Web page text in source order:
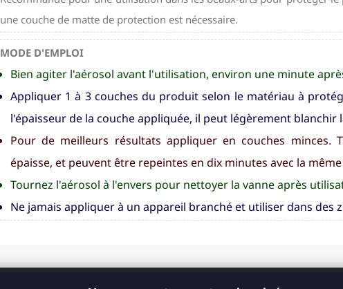
une couche de matte de protection est nécessaire.
MODE D'EMPLOI
Bien agiter l'aérosol avant l'utilisation, environ une minute
Appliquer 1 à 3 couches du produit selon le matériau à
l'épaisseur de la couche appliquée, il peut légèrement
Pour de meilleurs résultats appliquer en couches minces.
épaisse, et peuvent être repeintes en dix minutes avec la
Tournez l'aérosol à l'envers pour nettoyer la vanne après
Ne jamais appliquer à un appareil branché et utiliser dans des